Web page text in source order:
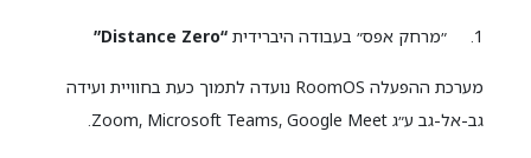
1. ״מרחק אפס״ בעבודה היברידית “Distance Zero”
מערכת ההפעלה RoomOS נועדה לתמוך כעת בחוויית ועידה
גב-אל-גב ע״ג Zoom, Microsoft Teams, Google Meet.